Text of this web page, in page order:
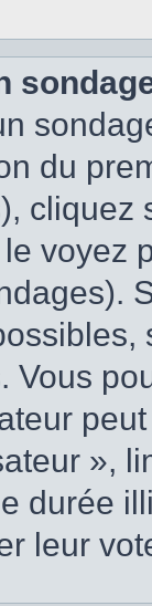
du
cliquez
voyez
Vous
»,
durée
leur